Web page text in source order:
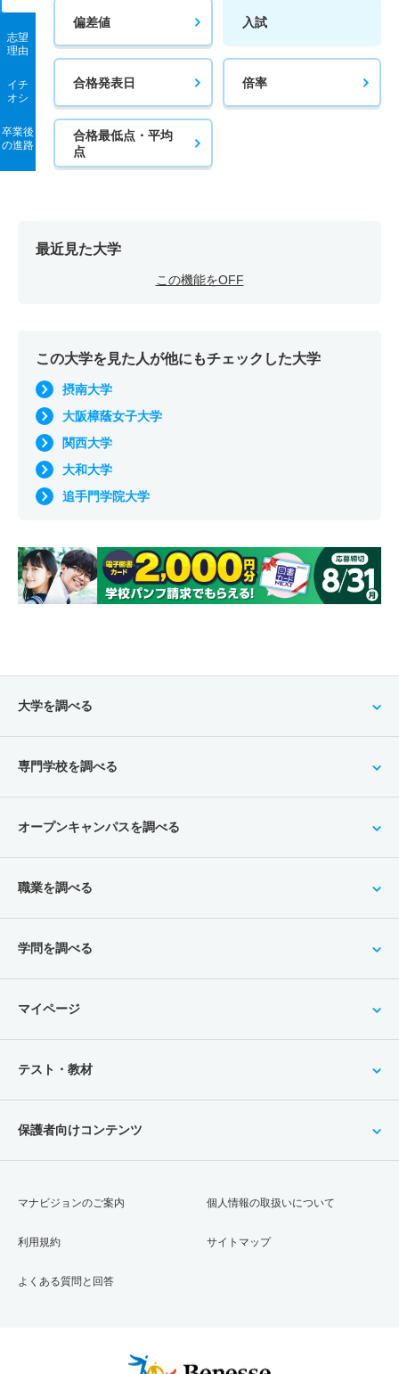
志望
理由
イチ
オシ
卒業後
の進路
偏差値 入試
合格発表日 倍率
合格最低点・平均
点
最近見た大学
この機能をOFF
この大学を見た人が他にもチェックした大学
摂南大学
大阪樟蔭女子大学
関西大学
大和大学
追手門学院大学
大学を調べる
専門学校を調べる
オープンキャンパスを調べる
職業を調べる
学問を調べる
マイページ
テスト・教材
保護者向けコンテンツ
マナビジョンのご案内
利用規約
よくある質問と回答
個人情報の取扱いについて
サイトマップ